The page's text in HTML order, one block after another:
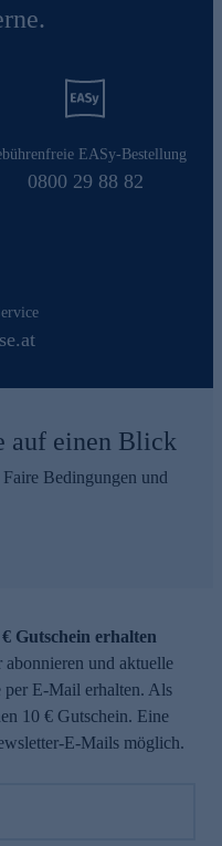
EASy-Bestellung
0800 29 88 82
auf einen Blick
Bedingungen und
Gutschein erhalten
und aktuelle
per E-Mail erhalten. Als
10 € Gutschein. Eine
E-Mails möglich.